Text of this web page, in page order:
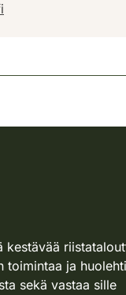
kestävää
toimintaa ja
sekä vastaa sille